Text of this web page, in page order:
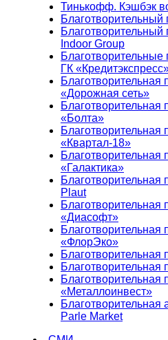
Тинькофф. Кэшбэк
Благотворительный
Благотворительный
Indoor Group
ГК
«Дорожная сеть»
«Болта»
«Квартал-18»
«Галактика»
Plaut
«Диасофт»
«ФлорЭко»
Благотворительная
Благотворительная
Благотворительная
«Металлоинвест»
Parle Market